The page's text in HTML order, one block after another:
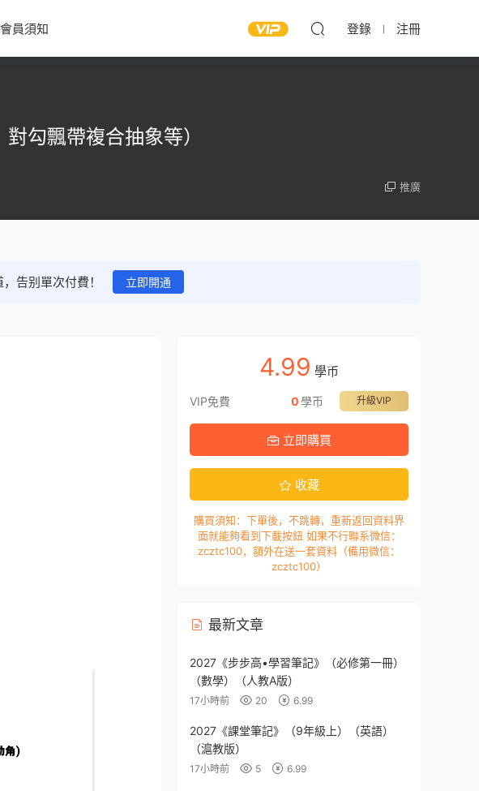
會員須知 登錄 注冊
勾飄帶複合抽象等）
推廣
告别單次付費！ 立即開通
4.99 學币
VIP免費 升級VIP
0學币
立即購買
收藏
購買須知：下單後，不跳轉，重新返回資料界
面就能夠看到下載按鈕 如果不行聯系微信：
zcztc100，額外在送一套資料（備用微信：
zcztc100）
最新文章
2027《步步高•學習筆記》（必修第一冊）
（數學）（人教A版）
17小時前 20 6.99
2027《課堂筆記》（9年級上）（英語）
（滬教版）
17小時前 5 6.99